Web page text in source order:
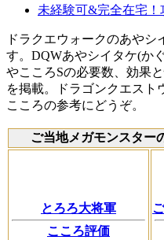
未経験可&完全在宅！
ドラクエウォークのあや
す。DQWあやシイタケ(か
やこころSの必要数、効果
を掲載。ドラゴンクエスト
こころの参考にどうぞ。
ご当地メガモンスター
とろろ大将軍
こころ評価